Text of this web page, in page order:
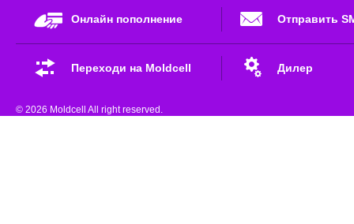
Онлайн пополнение Отправить
Переходи на Moldcell Дилер
© 2026 Moldcell All right reserved.